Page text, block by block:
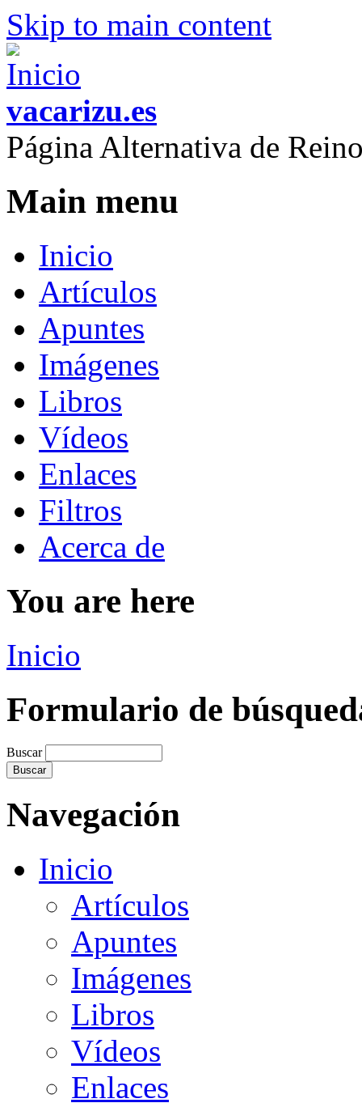
Skip to main content
vacarizu.es
Página Alternativa de
Main menu
Inicio
Artículos
Apuntes
Imágenes
Libros
Vídeos
Enlaces
Filtros
Acerca de
You are here
Inicio
Formulario de
Buscar
Navegación
Inicio
Artículos
Apuntes
Imágenes
Libros
Vídeos
Enlaces